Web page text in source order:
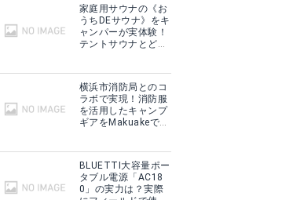
家庭用サウナの《お
うちDEサウナ》をキ
ャンパーが実体験！
テントサウナとどこ
横浜市消防局とのコ
ラボで実現！消防服
を活用したキャンプ
ギアをMakuakeで予
BLUETTI大容量ポー
タブル電源「AC18
0」の実力は？実際